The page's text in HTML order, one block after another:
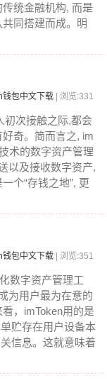
统金融机构, 而是
同搭建而成。明
包中文下载 | 浏览:331
初次接触之际,都会
奇。简而言之, im
术的数字资产管理
以及接收数字资产,
个“存钱之地”, 更
包中文下载 | 浏览:351
数字资产管理工
为用户最为在意的
，imToken用的是
贮存在用户设备本
信息。这就意味着